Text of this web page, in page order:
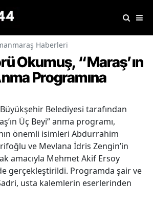
Haberleri
Okumuş, “Maraş’ın
Programına
Belediyesi tarafından
Üç Beyi” anma programı,
önemli isimleri Abdurrahim
ve Mevlana İdris Zengin’in
amacıyla Mehmet Akif Ersoy
gerçekleştirildi. Programda şair ve
usta kalemlerin eserlerinden